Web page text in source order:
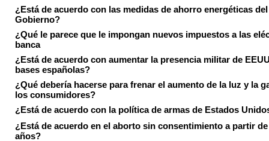
¿Está de acuerdo con las medidas de ahorro energéticas del
Gobierno?
¿Qué le parece que le impongan nuevos impuestos a las
banca
¿Está de acuerdo con aumentar la presencia militar de
bases españolas?
¿Qué debería hacerse para frenar el aumento de la luz y la
los consumidores?
¿Está de acuerdo con la política de armas de Estados
¿Está de acuerdo en el aborto sin consentimiento a partir
años?